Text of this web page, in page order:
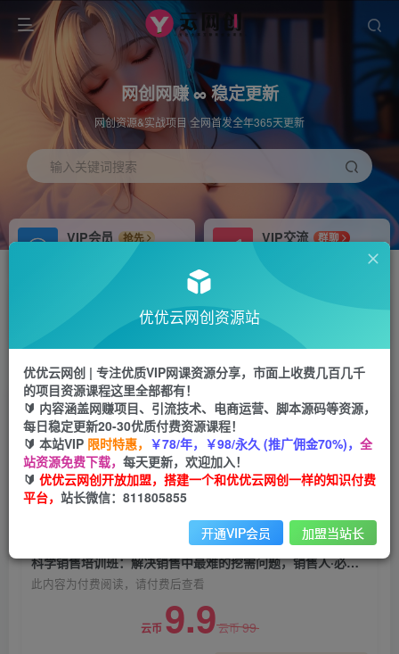
网创网赚 ∞ 稳定更新
网创资源&实战项目 全网首发全年365天更新
输入关键词搜索
VIP会员
抢先
免费下载全站资源
VIP交流
群聊
研究探讨更多创业项目路子。
站长V：hu91275
推荐
首页 福源网 正文
科学销售培训班：解决销售中最难的挖需问题，销
售人·必学课程（11节课）
优优云网创
2年前发布
关注 私信
科学销售培训班：解决销售中最难的挖需问题，销售人·必学课程（11节课）
此内容为付费阅读，请付费后查看
云币 9.9云币99
优优云网创资源站
优优云网创 | 专注优质VIP网课资源分享，市面上收费几百几千
的项目资源课程这里全部都有！
🔰 内容涵盖网赚项目、引流技术、电商运营、脚本源码等资源，
每日稳定更新20-30优质付费资源课程！
🔰 本站VIP 限时特惠， ￥78/年，￥98/永久 (推广佣金70%)， 全
站资源免费下载， 每天更新，欢迎加入！
🔰 优优云网创开放加盟，搭建一个和优优云网创一样的知识付费
平台， 站长微信：811805855
开通VIP会员 加盟当站长